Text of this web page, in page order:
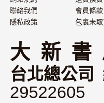
聯絡我們
隱私政策
會員條款
包裹未取
大 新 書
台北總公司
29522605